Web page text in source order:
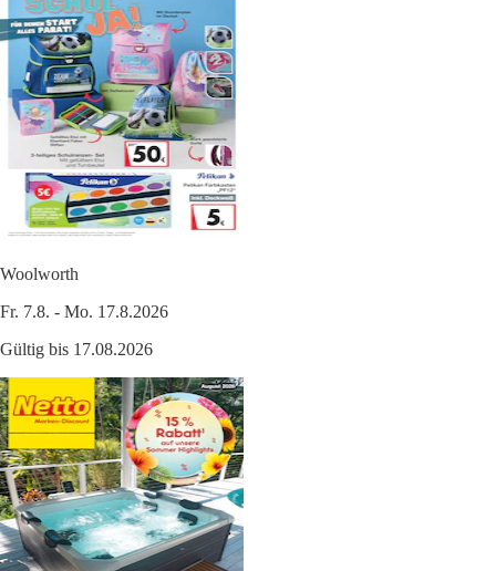
Woolworth
Fr. 7.8. - Mo. 17.8.2026
Gültig bis 17.08.2026